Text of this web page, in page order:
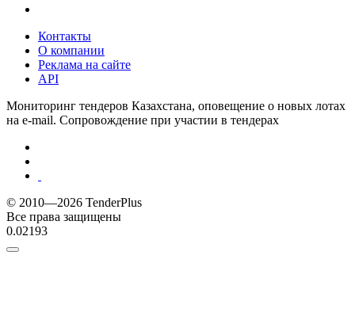
Контакты
О компании
Реклама на сайте
API
Мониторинг тендеров Казахстана, оповещение о новых лотах
на e-mail. Сопровождение при участии в тендерах
© 2010—2026 TenderPlus
Все права защищены
0.02193